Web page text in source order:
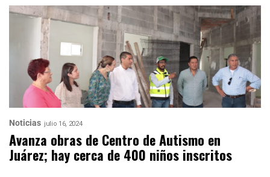
Noticias julio 16, 2024
Avanza obras de Centro de Autismo en
Juárez; hay cerca de 400 niños inscritos